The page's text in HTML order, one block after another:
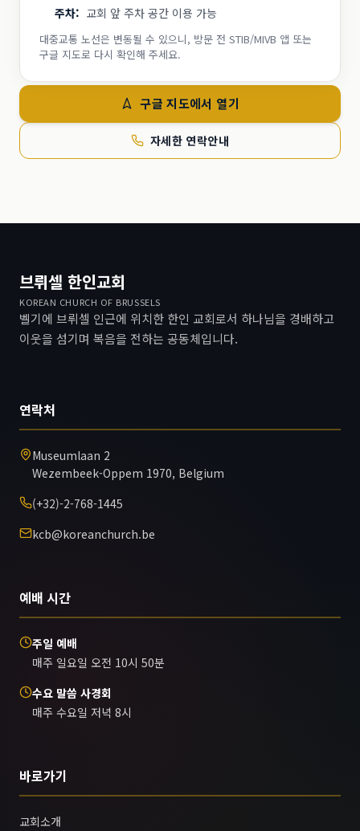
주차: 교회 앞 주차 공간 이용 가능
대중교통 노선은 변동될 수 있으니, 방문 전 STIB/MIVB 앱 또는
구글 지도로 다시 확인해 주세요.
구글 지도에서 열기
자세한 연락안내
브뤼셀 한인교회
KOREAN CHURCH OF BRUSSELS
벨기에 브뤼셀 인근에 위치한 한인 교회로서 하나님을 경배하고
이웃을 섬기며 복음을 전하는 공동체입니다.
연락처
Museumlaan 2
Wezembeek-Oppem 1970, Belgium
(+32)-2-768-1445
kcb@koreanchurch.be
예배 시간
주일 예배
매주 일요일 오전 10시 50분
수요 말씀 사경회
매주 수요일 저녁 8시
바로가기
교회소개